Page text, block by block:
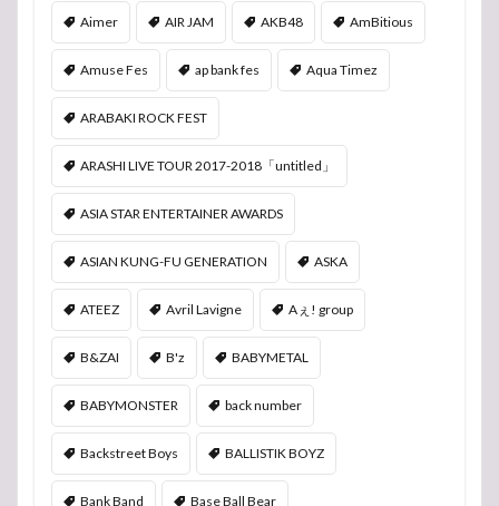
Aimer AIR JAM AKB48 AmBitious
Amuse Fes ap bank fes Aqua Timez
ARABAKI ROCK FEST
ARASHI LIVE TOUR 2017-2018「untitled」
ASIA STAR ENTERTAINER AWARDS
ASIAN KUNG-FU GENERATION ASKA
ATEEZ Avril Lavigne Aぇ! group
B&ZAI B'z BABYMETAL
BABYMONSTER back number
Backstreet Boys BALLISTIK BOYZ
Bank Band Base Ball Bear